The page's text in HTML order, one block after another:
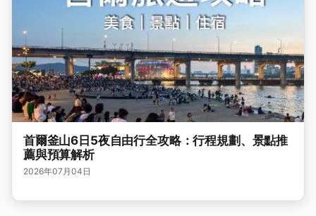
首爾釜山6日5夜自由行全攻略：行程規劃、景點推
薦與預算解析
2026年07月04日